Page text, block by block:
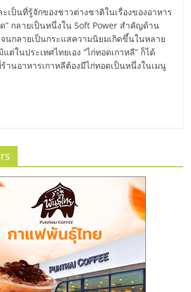
เป็นที่รู้จักของชาวต่างชาติในเรื่องของอาหาร
” กลายเป็นหนึ่งใน Soft Power สำคัญด้าน
จนกลายเป็นกระแสความนิยมเกิดขึ้นในหลาย
ต่ในประเทศไทยเอง “ไก่ทอดเกาหลี” ก็ได้
านอาหารเกาหลีต้องมีไก่ทอดเป็นหนึ่งในเมนู